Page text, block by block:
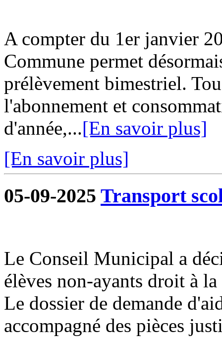
A compter du 1er janvier
Commune permet
prélèvement bimestriel.
l'abonnement et
d'année,...[En savoir plus]
[En savoir plus]
05-09-2025 Transport
Le Conseil Municipal a
élèves non-ayants droit à
Le dossier de demande
accompagné des pièces